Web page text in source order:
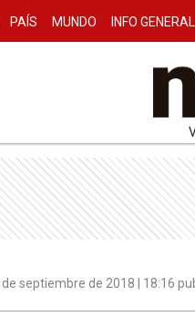
PAÍS MUNDO INFO GENERAL
de septiembre de 2018 | 18:16